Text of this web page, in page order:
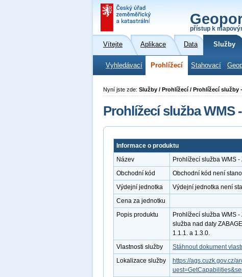
přístup k
Vítejte Aplikace Data Služby
Vyhledávací Prohlížecí Stahovací
Nyní jste zde: Služby / Prohlížecí / Prohlížecí služby
Prohlížecí služba WMS
Informace o produktu
Název
Prohlížecí služba WMS
Obchodní kód
Obchodní kód není
Výdejní jednotka
Výdejní jednotka není
Cena za jednotku
Popis produktu
Prohlížecí služba WMS
služba nad daty
1.1.1. a 1.3.0.
Vlastnosti služby
Stáhnout dokument
Lokalizace služby
https://ags.cuzk.gov.cz/